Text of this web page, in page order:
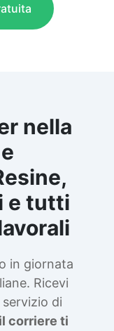
nella
e tutti
in giornata
Ricevi
di
il corriere ti